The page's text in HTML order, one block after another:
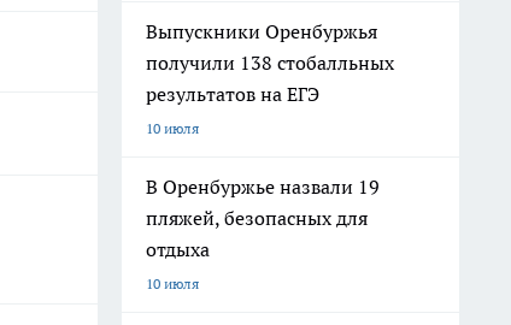
Выпускники Оренбуржья
получили 138 стобалльных
результатов на ЕГЭ
10 июля
В Оренбуржье назвали 19
пляжей, безопасных для
отдыха
10 июля